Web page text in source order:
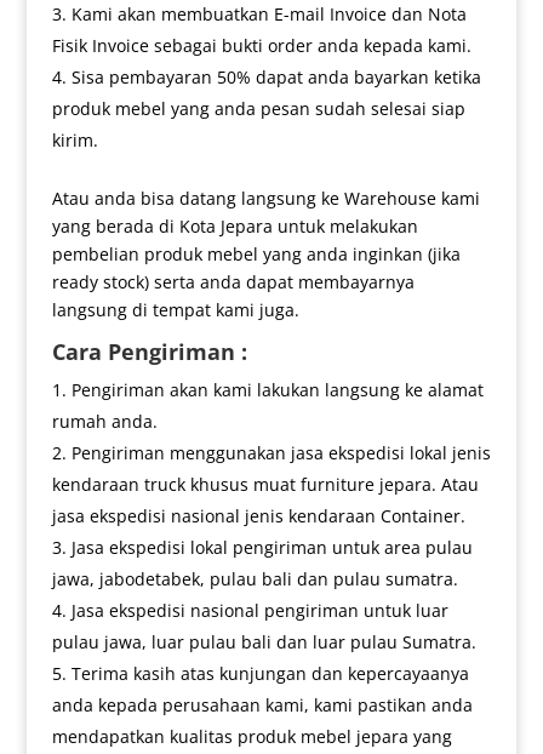
Kami akan membuatkan E-mail Invoice dan Nota
Fisik Invoice sebagai bukti order anda kepada kami.
Sisa pembayaran 50% dapat anda bayarkan ketika
produk mebel yang anda pesan sudah selesai siap
kirim.
Atau anda bisa datang langsung ke Warehouse kami
yang berada di Kota Jepara untuk melakukan
pembelian produk mebel yang anda inginkan (jika
ready stock) serta anda dapat membayarnya
langsung di tempat kami juga.
Cara Pengiriman :
Pengiriman akan kami lakukan langsung ke alamat
rumah anda.
Pengiriman menggunakan jasa ekspedisi lokal jenis
kendaraan truck khusus muat furniture jepara. Atau
jasa ekspedisi nasional jenis kendaraan Container.
Jasa ekspedisi lokal pengiriman untuk area pulau
jawa, jabodetabek, pulau bali dan pulau sumatra.
Jasa ekspedisi nasional pengiriman untuk luar
pulau jawa, luar pulau bali dan luar pulau Sumatra.
Terima kasih atas kunjungan dan kepercayaanya
anda kepada perusahaan kami, kami pastikan anda
mendapatkan kualitas produk mebel jepara yang